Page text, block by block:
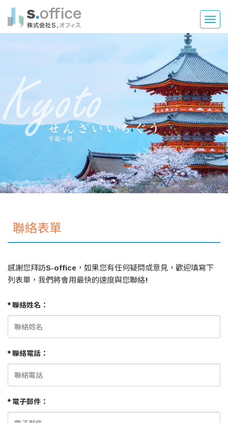
聯絡表單
感謝您拜訪S-office，如果您有任何疑問或意見，歡迎填寫下
列表單，我們將會用最快的速度與您聯絡!
* 聯絡姓名：
* 聯絡電話：
* 電子郵件：